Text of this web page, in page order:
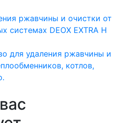
для удаления ржавчины и
котлов,